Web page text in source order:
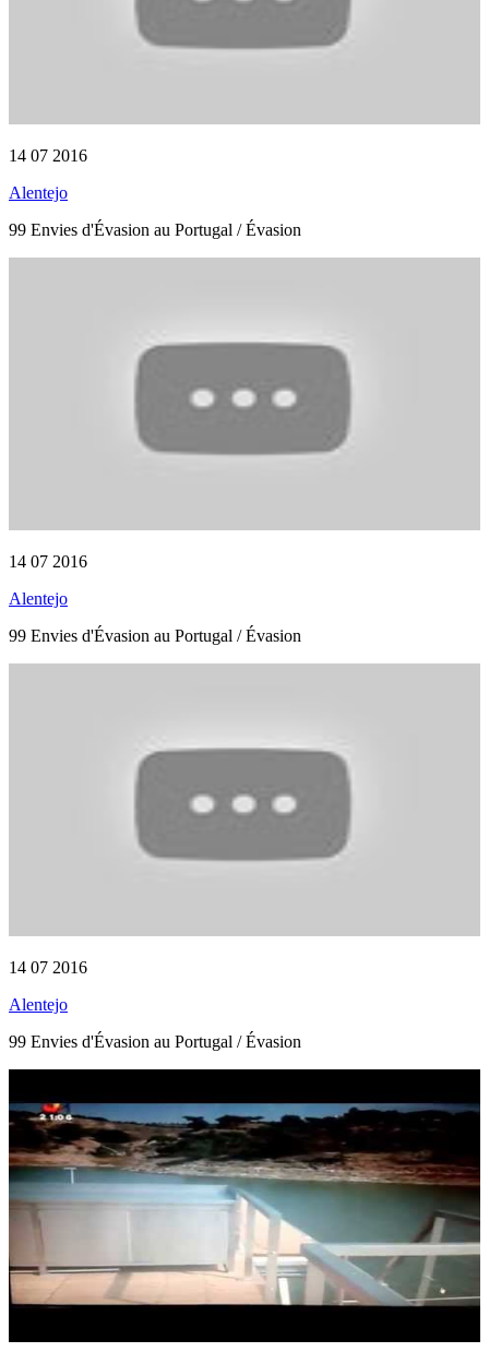
14 07 2016
Alentejo
99 Envies d'Évasion au Portugal / Évasion
14 07 2016
Alentejo
99 Envies d'Évasion au Portugal / Évasion
14 07 2016
Alentejo
99 Envies d'Évasion au Portugal / Évasion